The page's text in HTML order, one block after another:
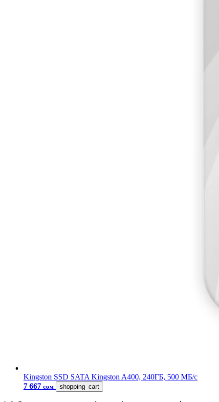
Kingston SSD SATA Kingston A400, 240ГБ, 500 МБ/с
7 667 сом shopping_cart